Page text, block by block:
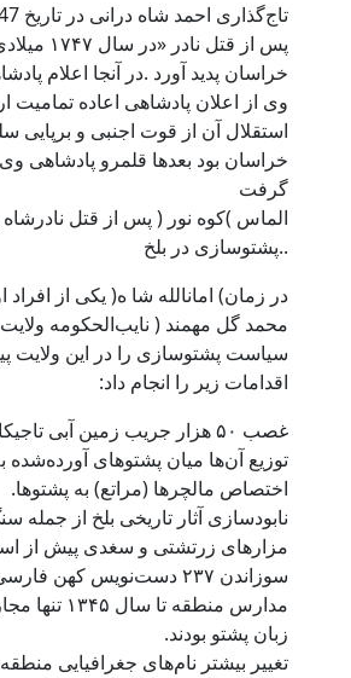
تاج‌گذاری احمد شاه درانی در تاریخ 1747 قندهار.
پس از قتل
خراسان پدید آورد .در آنجا اعلام
وی از اعلان پادشاهی اعاده
استقلال آن از قوت اجنبی و برپایی
خراسان بود بعدها قلمرو پادشاهی
گرفت
الماس )کوه نور ( پس از قتل
..پشتوسازی در بلخ
در زمان) امانالله شا ه( یکی از افراد
محمد گل مهمند ( نایب‌الحکومه
سیاست پشتوسازی را در این ولایت
اقدامات زیر را انجام داد:
غصب ۵۰ هزار جریب زمین آبی
توزیع آن‌ها میان پشتوهای آورده‌شده
اختصاص مالچرها (مراتع) به پشتوها.
نابودسازی آثار تاریخی بلخ از
مزارهای زرتشتی و سغدی پیش از
سوزاندن ۲۳۷ دست‌نویس کهن فارسی، عربی و ترکی.
مدارس منطقه تا
زبان پشتو بودند.
تغییر بیشتر نام‌های جغرافیایی